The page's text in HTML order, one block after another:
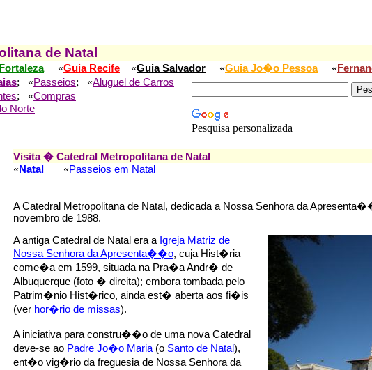
de Natal
«Guia Recife «Guia Salvador «Guia Jo�o Pessoa«
Pesquisa personalizada
; «Passeios; «Aluguel de Carros
; «Compras
Norte
Visita � Catedral Metropolitana de Natal
«Natal «Passeios em Natal
A Catedral Metropolitana de Natal, dedicada a Nossa Senhora da
novembro de 1988.
A antiga Catedral de Natal era a Igreja Matriz de
Nossa Senhora da Apresenta��o, cuja Hist�ria
come�a em 1599, situada na Pra�a Andr� de
Albuquerque (foto � direita); embora tombada pelo
Patrim�nio Hist�rico, ainda est� aberta aos fi�is
(ver hor�rio de missas).
A iniciativa para constru��o de uma nova Catedral
deve-se ao Padre Jo�o Maria (o Santo de Natal),
ent�o vig�rio da freguesia de Nossa Senhora da